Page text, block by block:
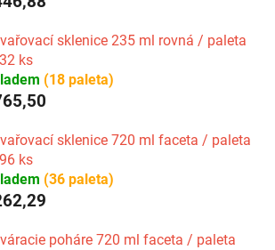
sklenice 235 ml rovná / paleta
ks
(18 paleta)
sklenice 720 ml faceta / paleta
ks
(36 paleta)
poháre 720 ml faceta / paleta